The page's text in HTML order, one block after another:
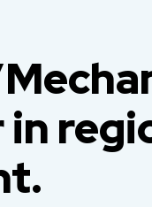
in